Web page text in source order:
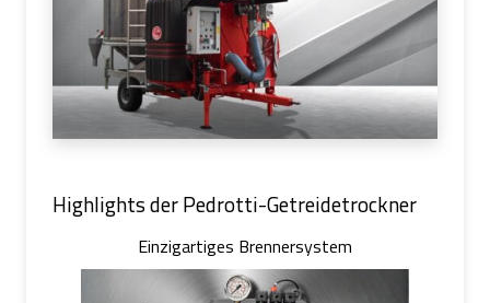
Highlights der Pedrotti-Getreidetrockner
Einzigartiges Brennersystem